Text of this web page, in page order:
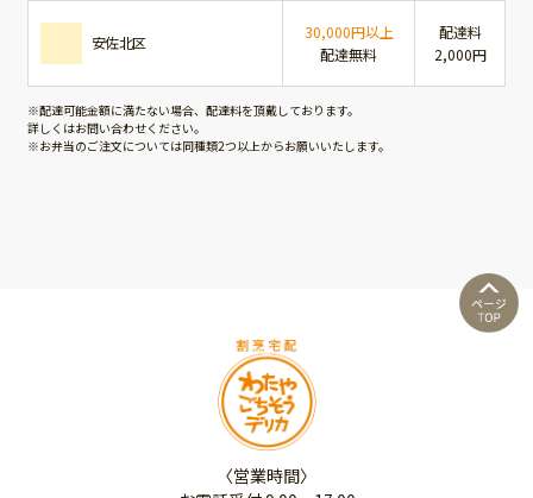
安佐北区
30,000円以上
配達無料
配達料
2,000円
※配達可能金額に満たない場合、配達料を頂戴しております。
詳しくはお問い合わせください。
※お弁当のご注文については同種類2つ以上からお願いいたします。
〈営業時間〉